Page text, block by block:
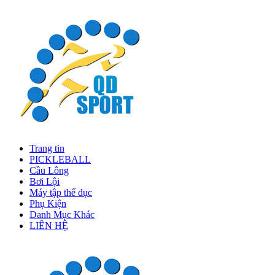
Trang tin
PICKLEBALL
Cầu Lông
Bơi Lội
Máy tập thể dục
Phụ Kiện
Danh Mục Khác
LIÊN HỆ